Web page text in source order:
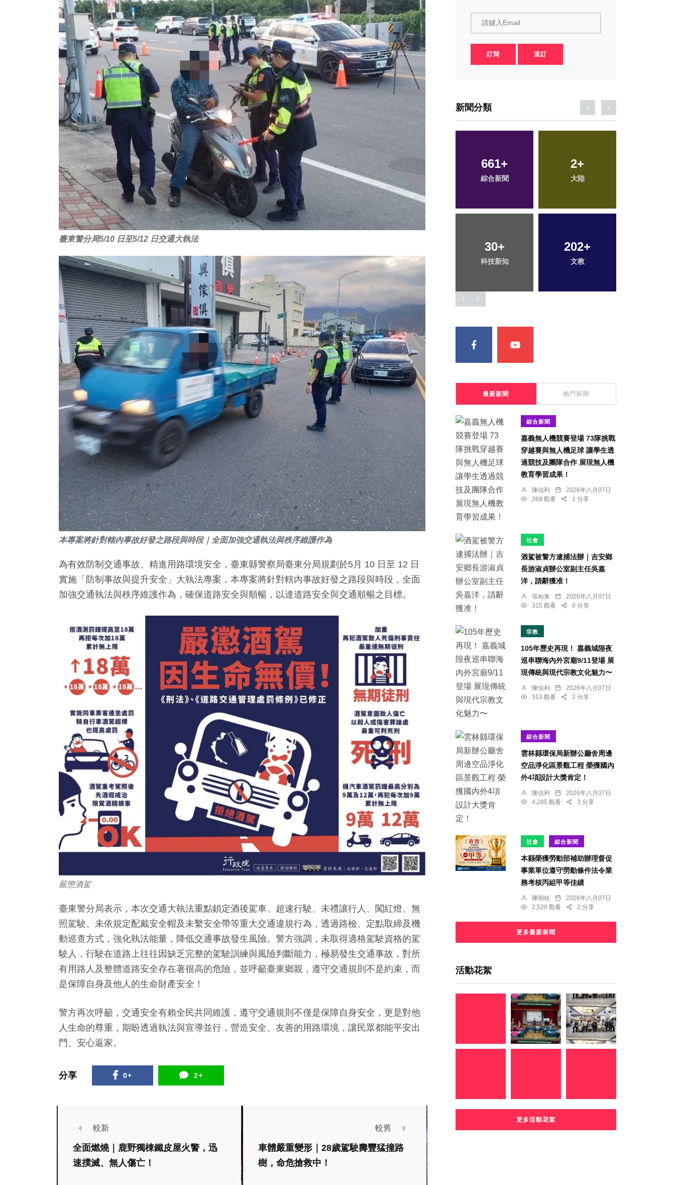
臺東警分局5/10 日至5/12 日交通大執法
本專案將針對轄內事故好發之路段與時段｜全面加強交通執法與秩序維護作為
為有效防制交通事故、精進用路環境安全，臺東縣警察局臺東分局規劃於5月 10 日至 12 日
實施「防制事故與提升安全」大執法專案，本專案將針對轄內事故好發之路段與時段，全面
加強交通執法與秩序維護作為，確保道路安全與順暢，以達道路安全與交通順暢之目標。
嚴懲酒駕
臺東警分局表示，本次交通大執法重點鎖定酒後駕車、超速行駛、未禮讓行人、闖紅燈、無
照駕駛、未依規定配戴安全帽及未繫安全帶等重大交通違規行為，透過路檢、定點取締及機
動巡查方式，強化執法能量，降低交通事故發生風險。警方強調，未取得適格駕駛資格的駕
駛人，行駛在道路上往往因缺乏完整的駕駛訓練與風險判斷能力，極易發生交通事故，對所
有用路人及整體道路安全存在著很高的危險，並呼籲臺東鄉親，遵守交通規則不是約束，而
是保障自身及他人的生命財產安全！
警方再次呼籲，交通安全有賴全民共同維護，遵守交通規則不僅是保障自身安全，更是對他
人生命的尊重，期盼透過執法與宣導並行，營造安全、友善的用路環境，讓民眾都能平安出
門、安心返家。
分享 0+ 2+
較新
全面燃燒｜鹿野獨棟鐵皮屋火警，迅
速撲滅、無人傷亡！
較舊
車體嚴重變形｜28歲駕駛壽豐猛撞路
樹，命危搶救中！
請鍵入Email
訂閱 退訂
新聞分類
45+
頭條
64+
農業
187+
健康
350 +
社會
57+
661+
綜合新聞
2 +
大陸
文教
108+
專欄
47+
頭條
141+
旅遊
64+
農業
最新新聞 熱門新聞
綜合新聞
嘉義無人機競賽登場 73隊挑戰
穿越賽與無人機足球 讓學生透
過競技及團隊合作 展現無人機
教育學習成果！
陳信利
2026年八月07日
268 觀看
1 分享
社會
酒駕被警方逮捕法辦｜吉安鄉
長游淑貞辦公室副主任吳嘉
洋，請辭獲准！
張柏東
2026年八月07日
315 觀看
0 分享
宗教
105年歷史再現！ 嘉義城隍夜
巡串聯海內外宮廟9/11登場 展
現傳統與現代宗教文化魅力〜
陳信利
2026年八月07日
313 觀看
2 分享
綜合新聞
雲林縣環保局新辦公廳舍周邊
空品淨化區景觀工程 榮獲國內
外4項設計大獎肯定！
陳信利
2026年八月07日
4,285 觀看
3 分享
社會 綜合新聞
本縣榮獲勞動部補助辦理督促
事業單位遵守勞動條件法令業
務考核丙組甲等佳績
陳朝枝
2026年八月07日
2,520 觀看
2 分享
更多最新新聞
活動花絮
更多活動花絮